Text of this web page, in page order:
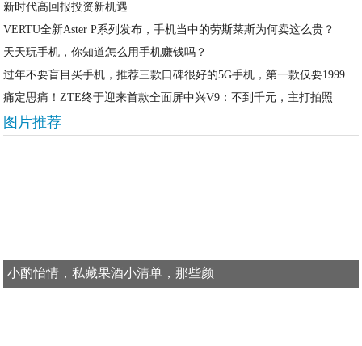
新时代高回报投资新机遇
VERTU全新Aster P系列发布，手机当中的劳斯莱斯为何卖这么贵？
天天玩手机，你知道怎么用手机赚钱吗？
过年不要盲目买手机，推荐三款口碑很好的5G手机，第一款仅要1999
痛定思痛！ZTE终于迎来首款全面屏中兴V9：不到千元，主打拍照
图片推荐
小酌怡情，私藏果酒小清单，那些颜